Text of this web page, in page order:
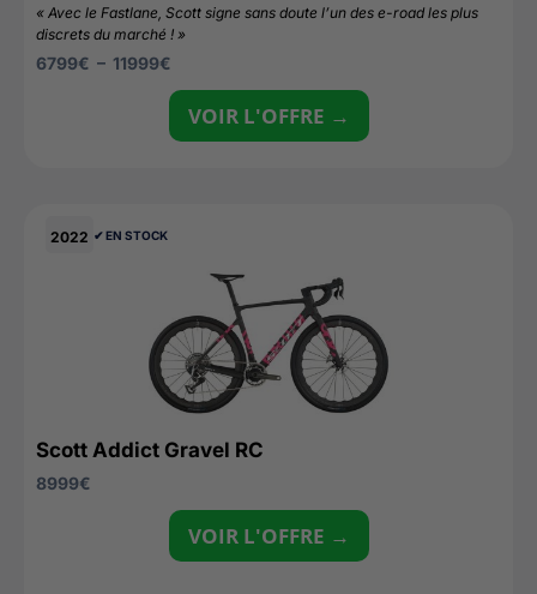
« Avec le Fastlane, Scott signe sans doute l’un des e-road les plus
discrets du marché ! »
6799€ – 11999€
VOIR L'OFFRE →
2022 ✔︎ EN STOCK
Scott Addict Gravel RC
8999€
VOIR L'OFFRE →